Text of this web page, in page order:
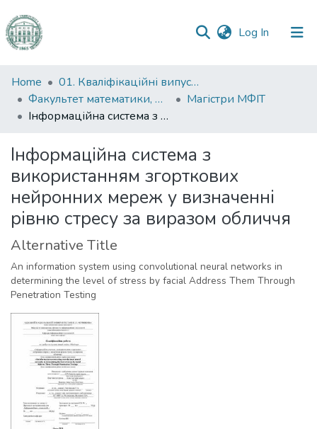
Log In (current)
Communities
&
Collections
Statistics
Home
01. Кваліфікаційні випускні роботи здобувачів вищої освіти
Факультет математики, фізики та інформаційних технологій
Магістри МФІТ
Інформаційна система з використанням згорткових нейронних мереж у визначенні рівню стресу за виразом обличчя
Інформаційна система з
використанням згорткових
нейронних мереж у визначенні
рівню стресу за виразом обличчя
Alternative Title
An information system using convolutional neural networks in
determining the level of stress by facial Address Them Through
Penetration Testing